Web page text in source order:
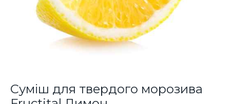
Суміш для твердого морозива